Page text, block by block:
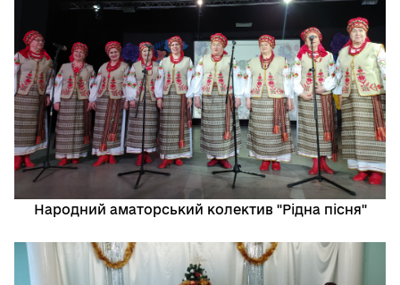
Народний аматорський колектив "Рідна пісня"